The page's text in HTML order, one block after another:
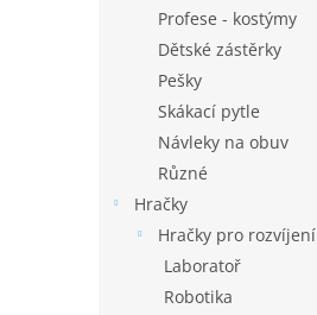
Profese - kostýmy
Dětské zástěrky
Pešky
Skákací pytle
Návleky na obuv
Různé
Hračky
Hračky pro rozvíjení
Laboratoř
Robotika